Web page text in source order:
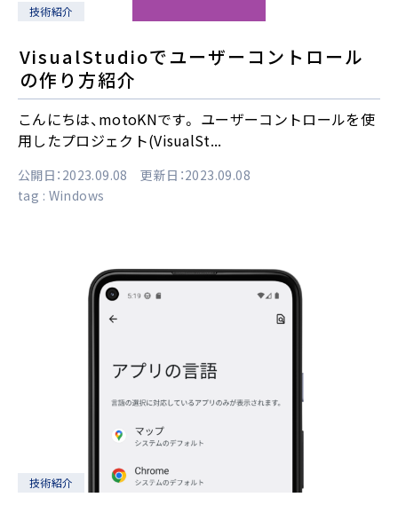
技術紹介
VisualStudioでユーザーコントロール
の作り方紹介
こんにちは、motoKNです。 ユーザーコントロールを使
用したプロジェクト(VisualSt...
公開日：2023.09.08 更新日：2023.09.08
tag : Windows
技術紹介